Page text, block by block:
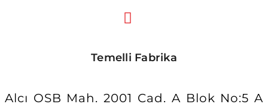
Temelli Fabrika
Alcı OSB Mah. 2001 Cad. A Blok No:5 A